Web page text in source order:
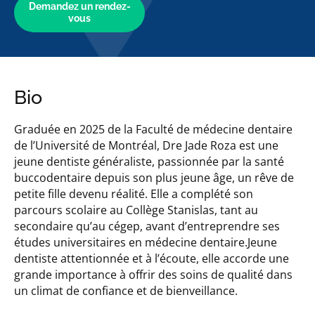
Demandez un rendez-
vous
Bio
Graduée en 2025 de la Faculté de médecine dentaire
de l’Université de Montréal, Dre Jade Roza est une
jeune dentiste généraliste, passionnée par la santé
buccodentaire depuis son plus jeune âge, un rêve de
petite fille devenu réalité. Elle a complété son
parcours scolaire au Collège Stanislas, tant au
secondaire qu’au cégep, avant d’entreprendre ses
études universitaires en médecine dentaire.Jeune
dentiste attentionnée et à l’écoute, elle accorde une
grande importance à offrir des soins de qualité dans
un climat de confiance et de bienveillance.